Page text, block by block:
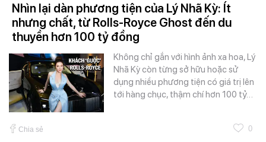
Nhìn lại dàn phương tiện của Lý Nhã Kỳ: Ít
nhưng chất, từ Rolls-Royce Ghost đến du
thuyền hơn 100 tỷ đồng
Không chỉ gắn với hình ảnh xa hoa, Lý
Nhã Kỳ còn từng sở hữu hoặc sử
dụng nhiều phương tiện có giá trị lên
tới hàng chục, thậm chí hơn 100 tỷ…
Chia sẻ 0